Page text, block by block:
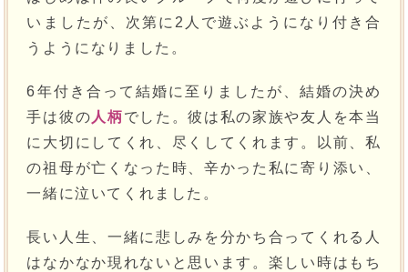
いましたが、次第に2人で遊ぶようになり付き合
うようになりました。
6年付き合って結婚に至りましたが、結婚の決め
手は彼の 人柄でした。彼は私の家族や友人を本当
に大切にしてくれ、尽くしてくれます。以前、私
の祖母が亡くなった時、辛かった私に寄り添い、
一緒に泣いてくれました。
長い人生、一緒に悲しみを分かち合ってくれる人
はなかなか現れないと思います。楽しい時はもち